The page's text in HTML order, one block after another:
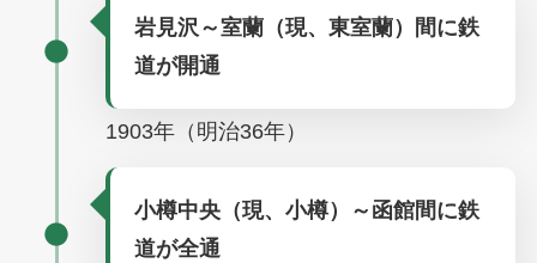
岩見沢～室蘭（現、東室蘭）間に鉄
道が開通
1903年（明治36年）
小樽中央（現、小樽）～函館間に鉄
道が全通